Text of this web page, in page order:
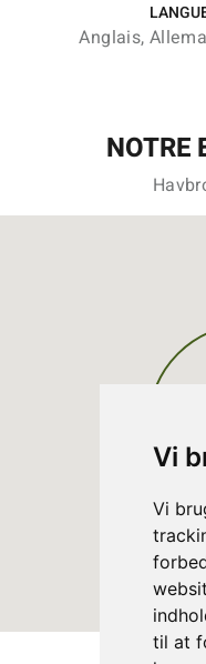
Vi
Vi
til at
Anglais,
NOTRE